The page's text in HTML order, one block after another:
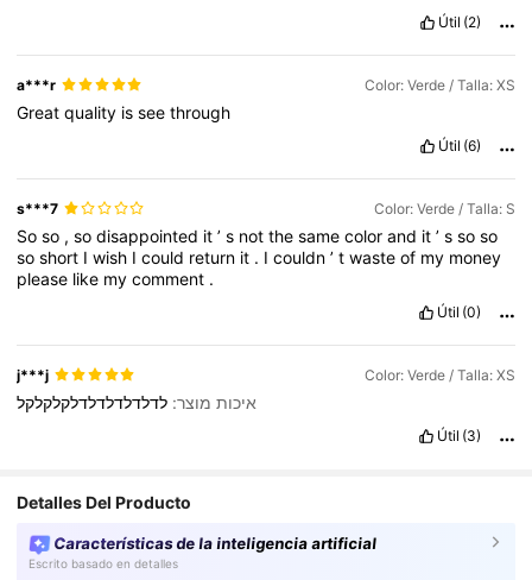
Útil (2)
a***r Color: Verde / Talla: XS
Greatquality isseethrough
Útil (6)
s***7 Color: Verde / Talla: S
Soso ,sodisappointed it’s notthesamecolorand it’ssoso
soshort Iwish Icould return it . Icouldn’twasteof my money
please like mycomment .
Útil (0)
j***j Color: Verde / Talla: XS
איכות מוצר: לדלדלדלדלדלקלקלקל
Útil (3)
Detalles Del Producto
Características de la inteligencia artificial
Escrito basado en detalles